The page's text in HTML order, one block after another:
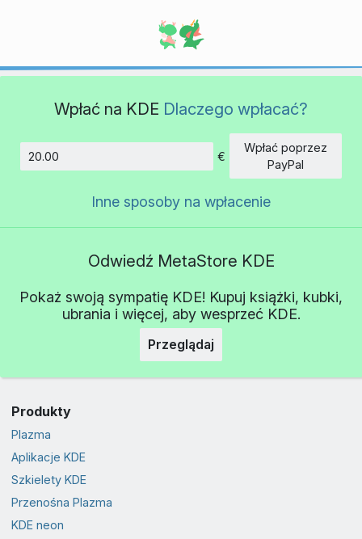
Wpłać na KDE Dlaczego wpłacać?
€
Wpłać poprzez
PayPal
Inne sposoby na wpłacenie
Odwiedź MetaStore KDE
Pokaż swoją sympatię KDE! Kupuj książki, kubki,
ubrania i więcej, aby wesprzeć KDE.
Przeglądaj
Produkty
Plazma
Aplikacje KDE
Szkielety KDE
Przenośna Plazma
KDE neon